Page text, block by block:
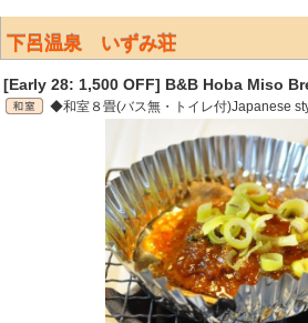
下呂温泉 いずみ荘
[Early 28: 1,500 OFF] B&B Hoba Miso
◆和室８畳(バス無・トイレ付)Japanese